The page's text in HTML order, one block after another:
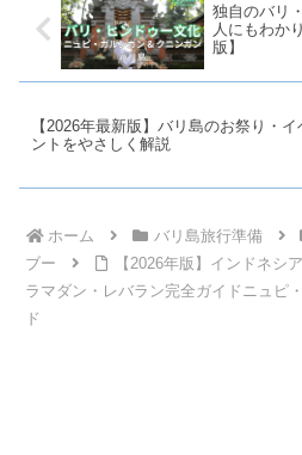
独自のバリ
人にもわか
版】
【2026年最新版】バリ島のお祭り・イ
ントをやさしく解説
ホーム バリ島旅行準備
ブー
【2026年版】インドネシ
ラマダン・レバラン完全ガイドニュピ
ド